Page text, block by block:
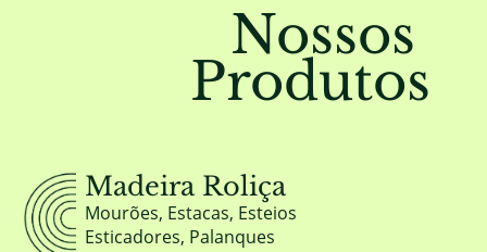
Nossos
Produtos
Madeira Roliça
Mourões, Estacas, Esteios
Esticadores, Palanques